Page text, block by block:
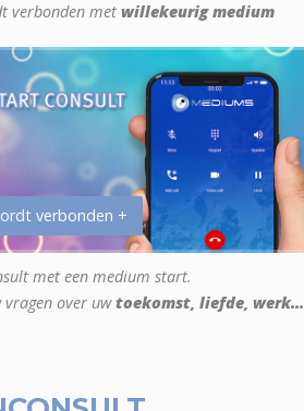
verbonden met willekeurig medium
verbonden +
met een medium start.
vragen over uwtoekomst, liefde, werk...